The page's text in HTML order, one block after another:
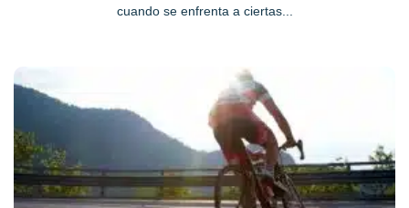
cuando se enfrenta a ciertas...